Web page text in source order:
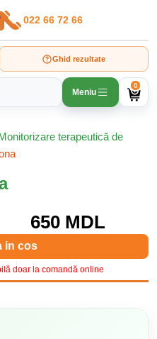
022 66 72 66
Ghid rezultate
Meniu
0
terapeutică de
650 MDL
in cos
doar la comandă online